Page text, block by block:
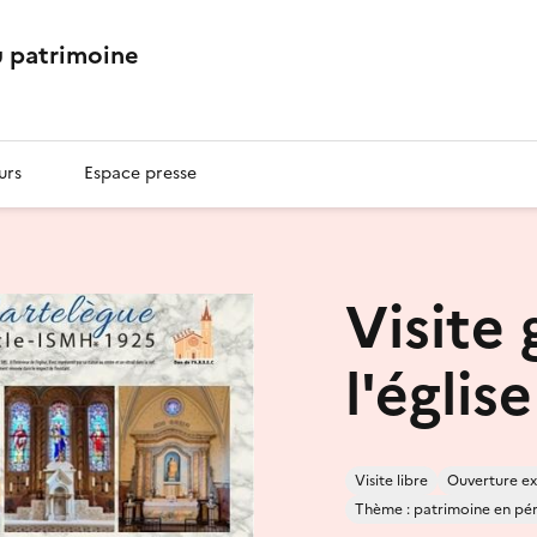
patrimoine
Espace presse
Visite
Visite libre
Ouverture
Thème : patrimoine en